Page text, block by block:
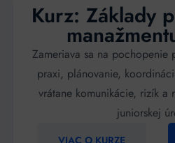
Kurz: Základy
Zameriava sa na pochopenie
praxi, plánovanie,
vrátane komunikácie, rizík a
juniorskej